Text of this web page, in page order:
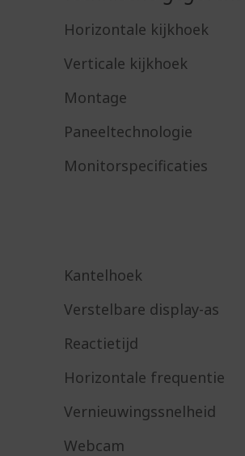
Horizontale kijkhoek
Verticale kijkhoek
Montage
Paneeltechnologie
Monitorspecificaties
Kantelhoek
Verstelbare display-as
Reactietijd
Horizontale frequentie
Vernieuwingssnelheid
Webcam